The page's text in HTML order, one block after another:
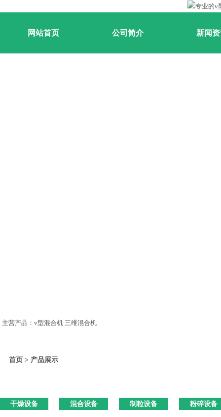
网站首页 公司简介 新闻
主营产品：v型混合机 三维混合机
首页 > 产品展示
干燥设备 混合设备 制粒设备 粉碎设备